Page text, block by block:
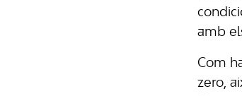
amb
Com
zero,